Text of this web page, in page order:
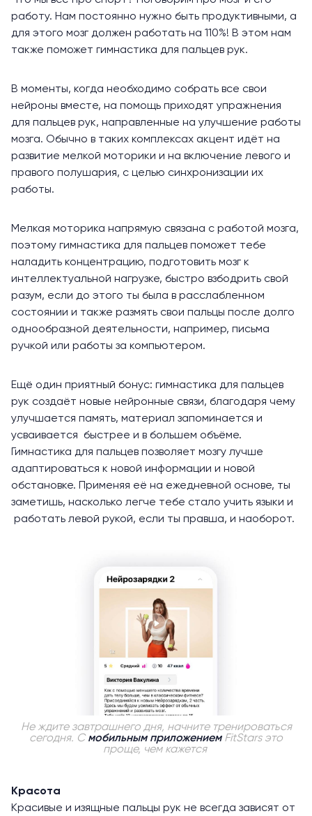
работу. Нам постоянно нужно быть продуктивными, а
для этого мозг должен работать на 110%! В этом нам
также поможет гимнастика для пальцев рук.
В моменты, когда необходимо собрать все свои
нейроны вместе, на помощь приходят упражнения
для пальцев рук, направленные на улучшение работы
мозга. Обычно в таких комплексах акцент идёт на
развитие мелкой моторики и на включение левого и
правого полушария, с целью синхронизации их
работы.
Мелкая моторика напрямую связана с работой мозга,
поэтому гимнастика для пальцев поможет тебе
наладить концентрацию, подготовить мозг к
интеллектуальной нагрузке, быстро взбодрить свой
разум, если до этого ты была в расслабленном
состоянии и также размять свои пальцы после долго
однообразной деятельности, например, письма
ручкой или работы за компьютером.
Ещё один приятный бонус: гимнастика для пальцев
рук создаёт новые нейронные связи, благодаря чему
улучшается память, материал запоминается и
усваивается быстрее и в большем объёме.
Гимнастика для пальцев позволяет мозгу лучше
адаптироваться к новой информации и новой
обстановке. Применяя её на ежедневной основе, ты
заметишь, насколько легче тебе стало учить языки и
работать левой рукой, если ты правша, и наоборот.
Не ждите завтрашнего дня, начните тренироваться
сегодня. С мобильным приложениемFitStars это
проще, чем кажется
Красота
Красивые и изящные пальцы рук не всегда зависят от